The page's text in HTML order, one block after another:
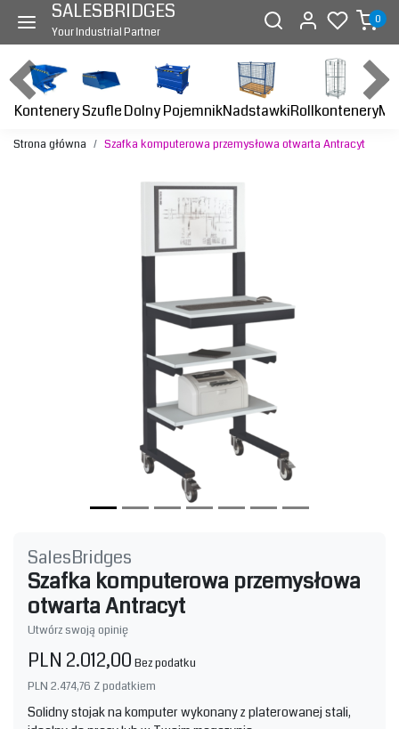
SALESBRIDGES
Your Industrial Partner
0
KontenerySzufleDolny PojemnikNadstawkiRollkontenery
Strona główna Szafka komputerowa przemysłowa otwarta Antracyt
SalesBridges
Szafka komputerowa przemysłowa
otwarta Antracyt
Utwórz swoją opinię
PLN 2.012,00 Bez podatku
PLN 2.474,76 Z podatkiem
Solidny stojak na komputer wykonany z platerowanej stali,